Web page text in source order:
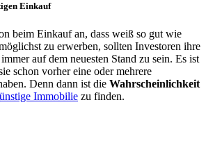
Einkauf
beim Einkauf an, dass weiß so gut wie
zu erwerben, sollten Investoren ihre
auf dem neuesten Stand zu sein. Es ist
schon vorher eine oder mehrere
Denn dann ist die Wahrscheinlichkeit
Immobilie zu finden.